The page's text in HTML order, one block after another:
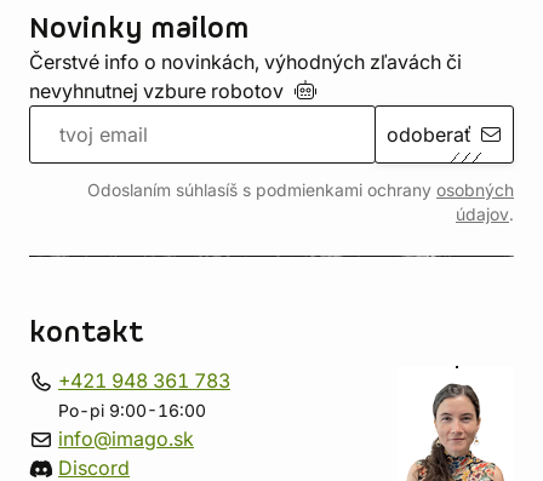
Novinky mailom
Čerstvé info o novinkách, výhodných zľavách či
nevyhnutnej vzbure robotov
odoberať
Odoslaním súhlasíš s podmienkami ochrany osobných
údajov.
kontakt
+421 948 361 783
Po-pi 9:00-16:00
info@imago.sk
Discord